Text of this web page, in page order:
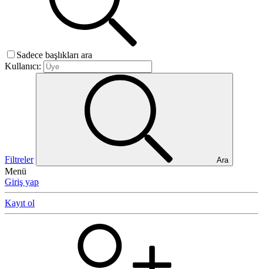
Sadece başlıkları ara
Kullanıcı:
Filtreler Ara
Menü
Giriş yap
Kayıt ol